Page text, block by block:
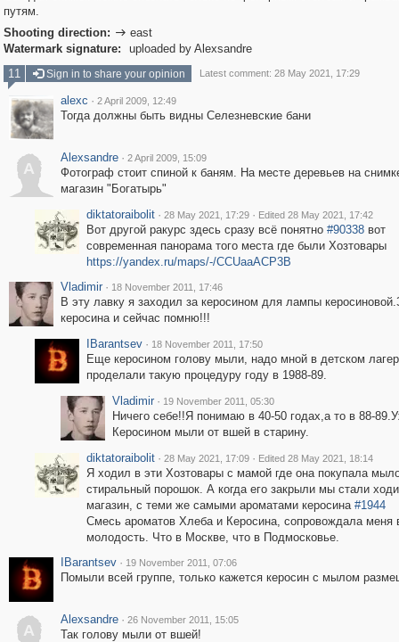
путям.
Shooting direction:  east
Watermark signature:
uploaded by Alexsandre
11
Sign in to share your opinion Latest comment: 28 May 2021, 17:29
alexc · 2 April 2009, 12:49
Тогда должны быть видны Селезневские бани
A
Alexsandre · 2 April 2009, 15:09
Фотограф стоит спиной к баням. На месте деревьев на
магазин "Богатырь"
diktatoraibolit · 28 May 2021, 17:29 · Edited 28 May 2021, 17:42
Вот другой ракурс здесь сразу всё понятно #90338вот
современная панорама того места где были Хозтовары
https://yandex.ru/maps/-/CCUaaACP3B
Vladimir · 18 November 2011, 17:46
В эту лавку я заходил за керосином для лампы
керосина и сейчас помню!!!
IBarantsev · 18 November 2011, 17:50
Еще керосином голову мыли, надо мной в детском
проделали такую процедуру году в 1988-89.
Vladimir · 19 November 2011, 05:30
Ничего себе!!Я понимаю в 40-50 годах,а то в 88-
Керосином мыли от вшей в старину.
diktatoraibolit · 28 May 2021, 17:09 · Edited 28 May 2021, 18:14
Я ходил в эти Хозтовары с мамой где она покупала
стиральный порошок. А когда его закрыли мы стали
магазин, с теми же самыми ароматами керосина #1944
Смесь ароматов Хлеба и Керосина, сопровождала
молодость. Что в Москве, что в Подмосковье.
IBarantsev · 19 November 2011, 07:06
Помыли всей группе, только кажется керосин с мылом
A
Alexsandre · 26 November 2011, 15:05
Так голову мыли от вшей!